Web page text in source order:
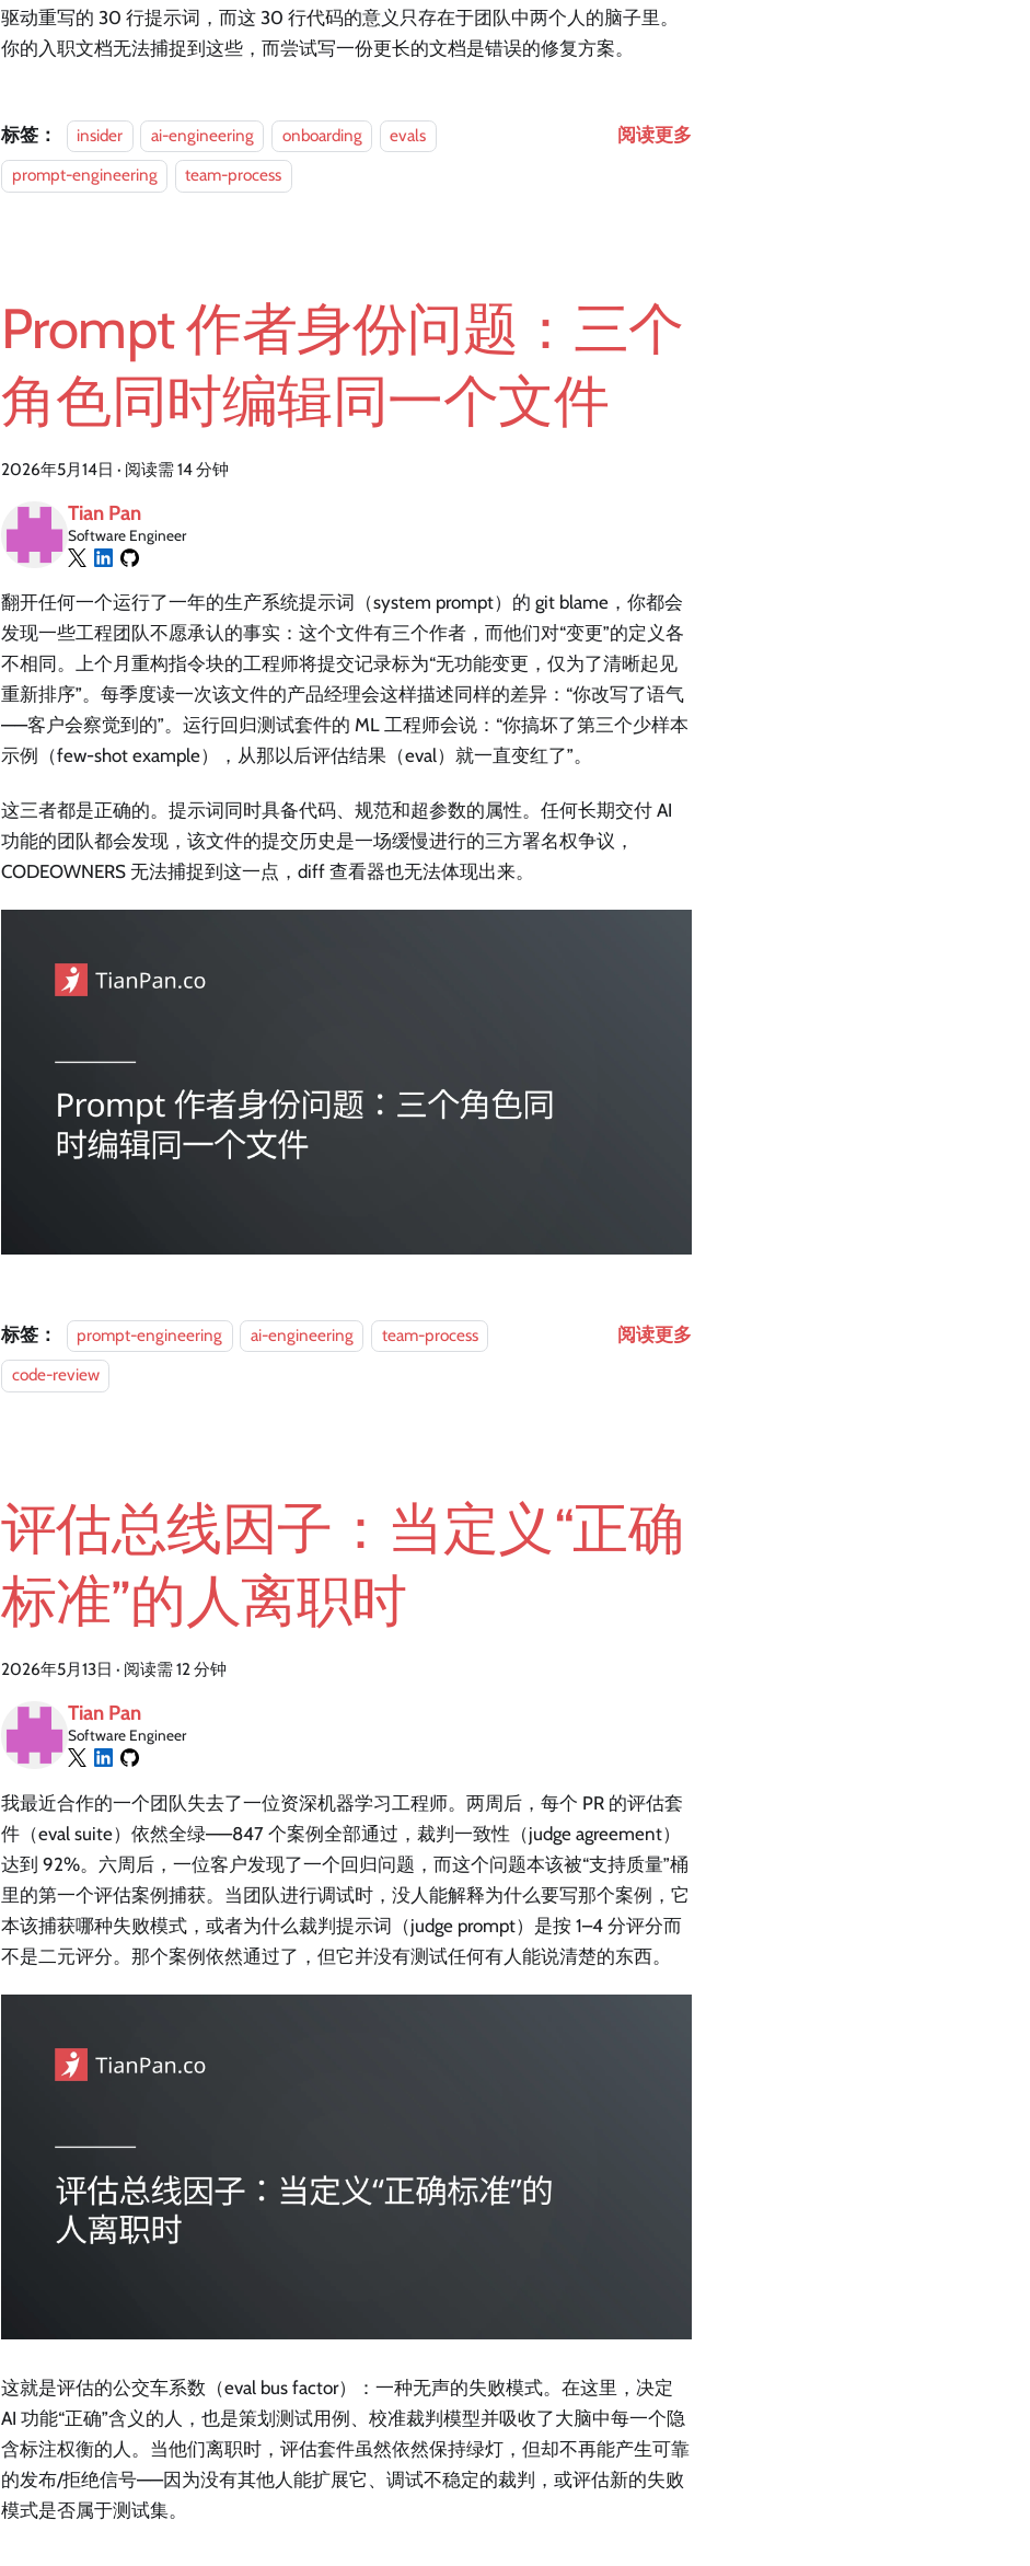
驱动重写的 30 行提示词，而这 30 行代码的意义只存在于团队中两个人的脑子里。
你的入职文档无法捕捉到这些，而尝试写一份更长的文档是错误的修复方案。
标签： insider ai-engineering onboarding
evals
prompt-engineering
team-process
阅读更多
Prompt 作者身份问题：三个
角色同时编辑同一个文件
2026年5月14日 · 阅读需 14 分钟
Tian Pan
Software Engineer
翻开任何一个运行了一年的生产系统提示词（system prompt）的 git blame，你都会
发现一些工程团队不愿承认的事实：这个文件有三个作者，而他们对“变更”的定义各
不相同。上个月重构指令块的工程师将提交记录标为“无功能变更，仅为了清晰起见
重新排序”。每季度读一次该文件的产品经理会这样描述同样的差异：“你改写了语气
——客户会察觉到的”。运行回归测试套件的 ML 工程师会说：“你搞坏了第三个少样本
示例（few-shot example），从那以后评估结果（eval）就一直变红了”。
这三者都是正确的。提示词同时具备代码、规范和超参数的属性。任何长期交付 AI
功能的团队都会发现，该文件的提交历史是一场缓慢进行的三方署名权争议，
CODEOWNERS 无法捕捉到这一点，diff 查看器也无法体现出来。
标签： prompt-engineering ai-engineering
team-process
code-review
阅读更多
评估总线因子：当定义“正确
标准”的人离职时
2026年5月13日 · 阅读需 12 分钟
Tian Pan
Software Engineer
我最近合作的一个团队失去了一位资深机器学习工程师。两周后，每个 PR 的评估套
件（eval suite）依然全绿——847 个案例全部通过，裁判一致性（judge agreement）
达到 92%。六周后，一位客户发现了一个回归问题，而这个问题本该被“支持质量”桶
里的第一个评估案例捕获。当团队进行调试时，没人能解释为什么要写那个案例，它
本该捕获哪种失败模式，或者为什么裁判提示词（judge prompt）是按 1–4 分评分而
不是二元评分。那个案例依然通过了，但它并没有测试任何有人能说清楚的东西。
这就是评估的公交车系数（eval bus factor）：一种无声的失败模式。在这里，决定
AI 功能“正确”含义的人，也是策划测试用例、校准裁判模型并吸收了大脑中每一个隐
含标注权衡的人。当他们离职时，评估套件虽然依然保持绿灯，但却不再能产生可靠
的发布/拒绝信号——因为没有其他人能扩展它、调试不稳定的裁判，或评估新的失败
模式是否属于测试集。